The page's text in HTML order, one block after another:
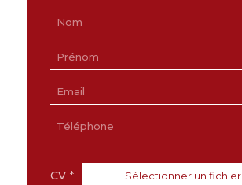
CV * Sélectionner un fichier